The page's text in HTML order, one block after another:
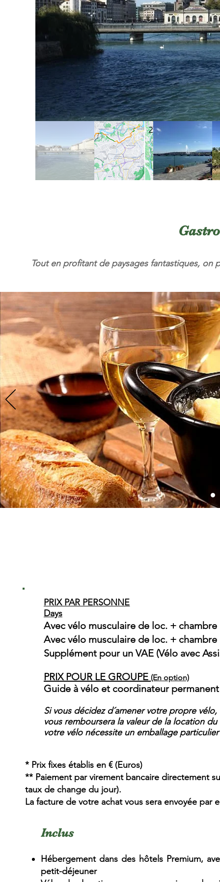
Tout en profitant de paysages fantastiques, on
PRIX PAR PERSONNE
Days
Avec vélo musculaire de loc. +
Avec vélo musculaire de loc. +
Supplément pour un VAE (Vélo avec
PRIX POUR LE GROUPE (En option)
Guide à vélo et coordinateur permanent
Si vous décidez d´amener votre propre
vous remboursera la valeur de la location
votre vélo nécessite un emballage
* Prix fixes établis en € (Euros)
** Paiement par virement bancaire directement
taux de change du jour).
La facture de votre achat vous sera envoyée par
Inclus
Hébergement dans des hôtels Premium,
petit-déjeuner